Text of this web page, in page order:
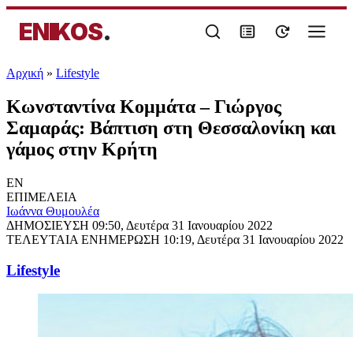
ENIKOS.
Αρχική » Lifestyle
Κωνσταντίνα Κομμάτα – Γιώργος
Σαμαράς: Βάπτιση στη Θεσσαλονίκη και
γάμος στην Κρήτη
EN
ΕΠΙΜΕΛΕΙΑ
Ιωάννα Θυμουλέα
ΔΗΜΟΣΙΕΥΣΗ 09:50, Δευτέρα 31 Ιανουαρίου 2022
ΤΕΛΕΥΤΑΙΑ ΕΝΗΜΕΡΩΣΗ 10:19, Δευτέρα 31 Ιανουαρίου 2022
Lifestyle